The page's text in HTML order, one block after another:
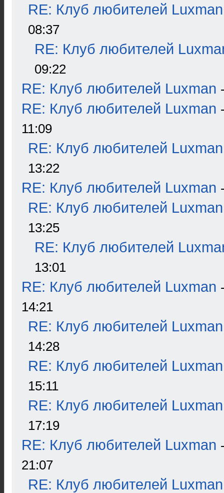
RE: Клуб любителей Luxman
08:37
RE: Клуб любителей
09:22
RE: Клуб любителей Luxman
RE: Клуб любителей Luxman
11:09
RE: Клуб любителей Luxman
13:22
RE: Клуб любителей Luxman
RE: Клуб любителей Luxman
13:25
RE: Клуб любителей
13:01
RE: Клуб любителей Luxman
14:21
RE: Клуб любителей Luxman
14:28
RE: Клуб любителей Luxman
15:11
RE: Клуб любителей Luxman
17:19
RE: Клуб любителей Luxman
21:07
RE: Клуб любителей Luxman